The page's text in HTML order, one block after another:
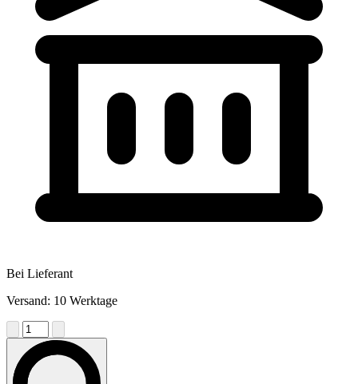
Bei Lieferant
Versand: 10 Werktage